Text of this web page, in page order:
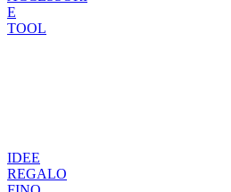
E
TOOL
IDEE
REGALO